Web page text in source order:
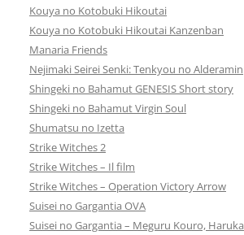
Kouya no Kotobuki Hikoutai
Kouya no Kotobuki Hikoutai Kanzenban
Manaria Friends
Nejimaki Seirei Senki: Tenkyou no Alderamin
Shingeki no Bahamut GENESIS Short story
Shingeki no Bahamut Virgin Soul
Shumatsu no Izetta
Strike Witches 2
Strike Witches – Il film
Strike Witches – Operation Victory Arrow
Suisei no Gargantia OVA
Suisei no Gargantia – Meguru Kouro, Haruka